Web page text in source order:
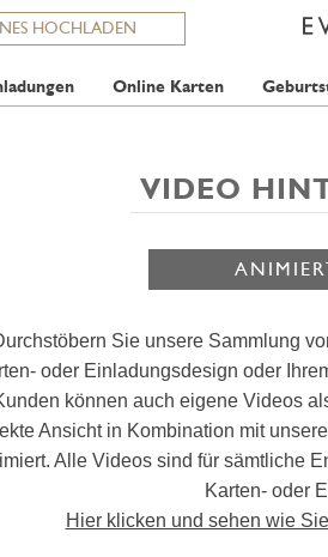
HOCHLADEN
Online Karten
VIDEO
Sie unsere Sammlung
oder Einladungsdesign oder
können auch eigene Videos
Ansicht in Kombination mit
Alle Videos sind für sämtliche
Karten- oder
Hier klicken und sehen wie